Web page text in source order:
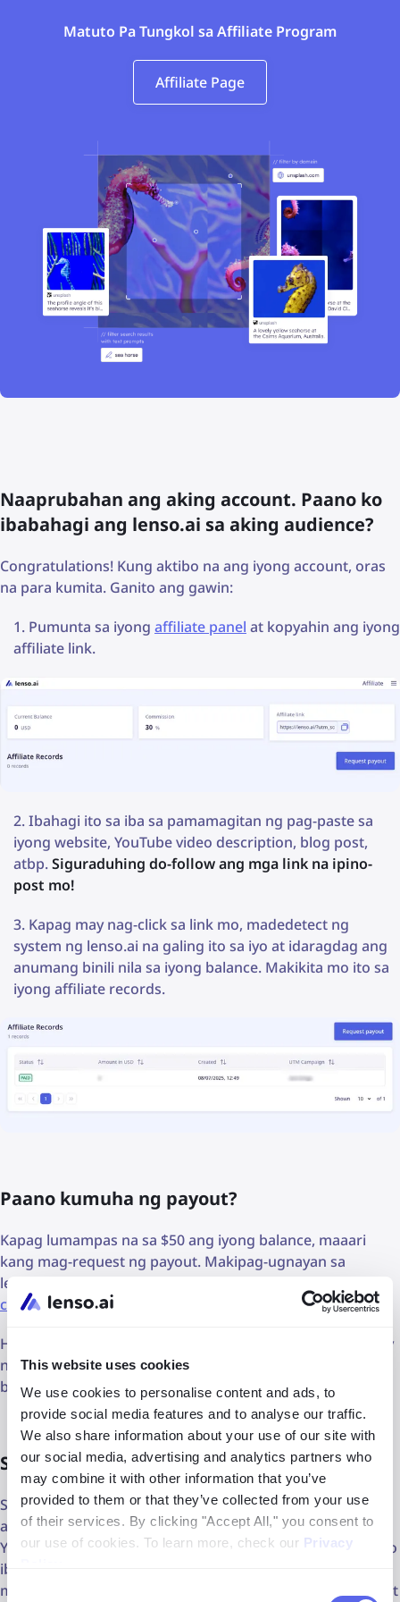
This website uses cookies
We use cookies to personalise content and ads, to
provide social media features and to analyse our traffic.
We also share information about your use of our site with
our social media, advertising and analytics partners who
may combine it with other information that you’ve
provided to them or that they’ve collected from your use
of their services. By clicking "Accept All," you consent to
our use of cookies. To learn more, check our Privacy
Consent
Matuto Pa Tungkol sa Affiliate Program
Affiliate Page
Naaprubahan ang aking account. Paano ko
ibabahagi ang lenso.ai sa aking audience?
Congratulations! Kung aktibo na ang iyong account, oras
na para kumita. Ganito ang gawin:
Pumunta sa iyong affiliate panel at kopyahin ang iyong
affiliate link.
Ibahagi ito sa iba sa pamamagitan ng pag-paste sa
iyong website, YouTube video description, blog post,
atbp.Siguraduhing do-follow ang mga link na ipino-
post mo!
Kapag may nag-click sa link mo, madedetect ng
system ng lenso.ai na galing ito sa iyo at idaragdag ang
anumang binili nila sa iyong balance. Makikita mo ito sa
iyong affiliate records.
Paano kumuha ng payout?
Kapag lumampas na sa $50 ang iyong balance, maaari
kang mag-request ng payout. Makipag-ugnayan sa
lenso.ai gamit ang
contact@lenso.ai
Hihilingin naming magpadala ka ng invoice at kapag ito ay
naaprubahan, ipapadala namin ang pera diretso sa iyong
bank account.
Sino ang pwedeng maging affiliate?
Sinumang nasa edad 18 pataas ay maaaring sumali sa
affiliate program. Kung meron kang blog, website,
YouTube channel, social media account, email newsletter, o
iba pang platform na gustong pag-share-an ng link,
maaari kang sumali. Basta’t sumusunod ang iyong content